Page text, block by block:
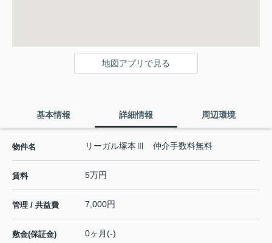
地図アプリで見る
基本情報 詳細情報 周辺環境
物件名 リーガル塚本Ⅲ 仲介手数料無料
賃料 5万円
管理 / 共益費 7,000円
敷金(保証金) 0ヶ月(-)